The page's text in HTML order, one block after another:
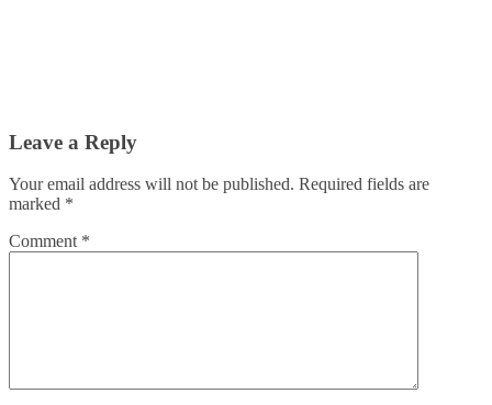
Leave a Reply
Your email address will not be published. Required fields are
marked *
Comment *